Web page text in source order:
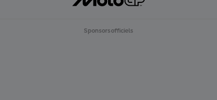
Sponsors officiels